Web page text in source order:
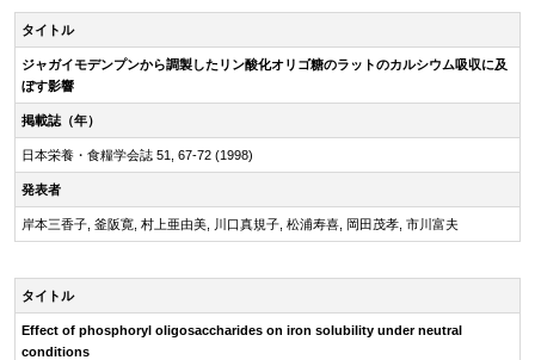
タイトル
ジャガイモデンプンから調製したリン酸化オリゴ糖のラットのカルシウム吸収に及
ぼす影響
掲載誌（年）
日本栄養・食糧学会誌 51, 67-72 (1998)
発表者
岸本三香子, 釜阪寛, 村上亜由美, 川口真規子, 松浦寿喜, 岡田茂孝, 市川富夫
タイトル
Effect of phosphoryl oligosaccharides on iron solubility under neutral
conditions